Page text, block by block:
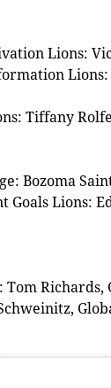
Lions:
Tiffany
Bozoma
Goals Lions: